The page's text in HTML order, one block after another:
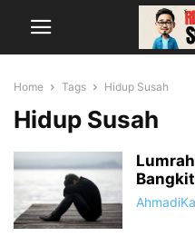
Home Tags Hidup Susah
Hidup Susah